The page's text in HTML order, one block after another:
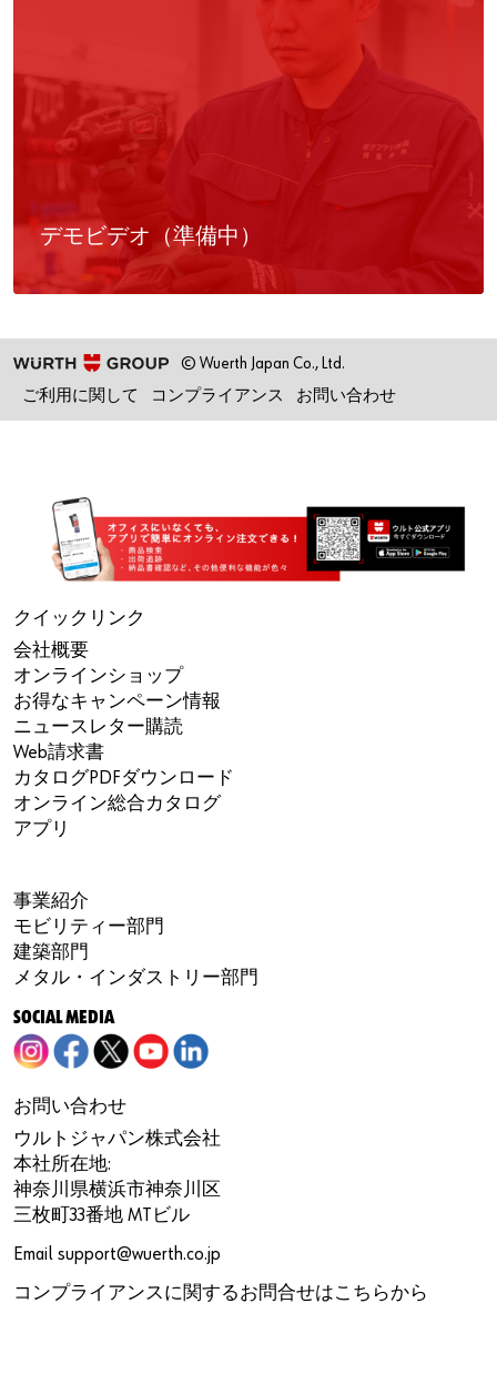
デモビデオ（準備中）
© Wuerth Japan Co., Ltd.
ご利用に関して
コンプライアンス お問い合わせ
クイックリンク
会社概要
オンラインショップ
お得なキャンペーン情報
ニュースレター購読
Web請求書
カタログPDFダウンロード
オンライン総合カタログ
アプリ
事業紹介
モビリティー部門
建築部門
メタル・インダストリー部門
SOCIAL MEDIA
お問い合わせ
ウルトジャパン株式会社
本社所在地:
神奈川県横浜市神奈川区
三枚町33番地 MTビル
Email support@wuerth.co.jp
コンプライアンスに関するお問合せはこちらから